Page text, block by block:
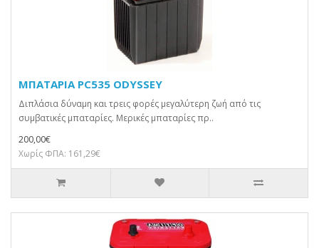
ΜΠΑΤΑΡΙΑ PC535 ODYSSEY
Διπλάσια δύναμη και τρεις φορές μεγαλύτερη ζωή από τις
συμβατικές μπαταρίες. Μερικές μπαταρίες πρ..
200,00€
Χωρίς ΦΠΑ: 161,29€